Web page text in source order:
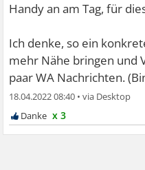
Handy an am Tag, für
Ich denke, so ein
mehr Nähe bringen und
paar WA Nachrichten.
18.04.2022 08:40 •
x 3